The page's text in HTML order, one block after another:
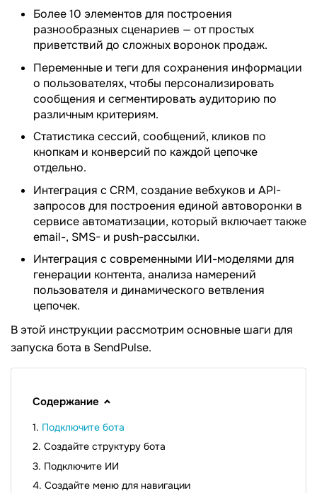
Более 10 элементов для построения
разнообразных сценариев — от простых
приветствий до сложных воронок продаж.
Переменные и теги для сохранения информации
о пользователях, чтобы персонализировать
сообщения и сегментировать аудиторию по
различным критериям.
Статистика сессий, сообщений, кликов по
кнопкам и конверсий по каждой цепочке
отдельно.
Интеграция с CRM, создание вебхуков и API-
запросов для построения единой автоворонки в
сервисе автоматизации, который включает также
email-, SMS- и push-рассылки.
Интеграция с современными ИИ-моделями для
генерации контента, анализа намерений
пользователя и динамического ветвления
цепочек.
В этой инструкции рассмотрим основные шаги для
запуска бота в SendPulse.
Содержание
Подключите бота
Создайте структуру бота
Подключите ИИ
Создайте меню для навигации